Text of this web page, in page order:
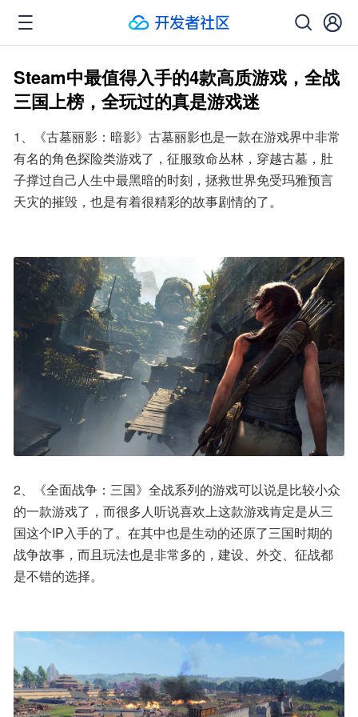
Steam中最值得入手的4款高质游戏，全战
三国上榜，全玩过的真是游戏迷
1、《古墓丽影：暗影》古墓丽影也是一款在游戏界中非常
有名的角色探险类游戏了，征服致命丛林，穿越古墓，肚
子撑过自己人生中最黑暗的时刻，拯救世界免受玛雅预言
天灾的摧毁，也是有着很精彩的故事剧情的了。
2、《全面战争：三国》全战系列的游戏可以说是比较小众
的一款游戏了，而很多人听说喜欢上这款游戏肯定是从三
国这个IP入手的了。在其中也是生动的还原了三国时期的
战争故事，而且玩法也是非常多的，建设、外交、征战都
是不错的选择。